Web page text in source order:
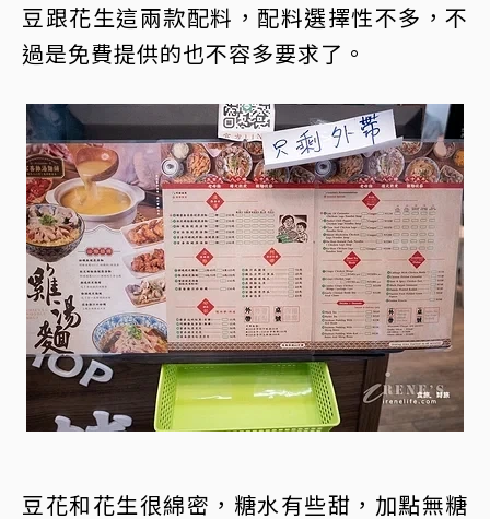
豆跟花生這兩款配料，配料選擇性不多，不
過是免費提供的也不容多要求了。
豆花和花生很綿密，糖水有些甜，加點無糖